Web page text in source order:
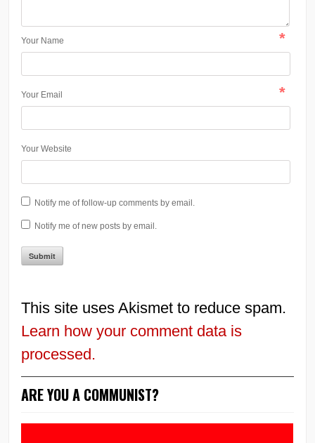
Your Name *
Your Email *
Your Website
Notify me of follow-up comments by email.
Notify me of new posts by email.
This site uses Akismet to reduce spam.
Learn how your comment data is
processed.
ARE YOU A COMMUNIST?